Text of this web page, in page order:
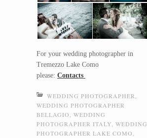
For your wedding photographer in
Tremezzo Lake Como
please: Contacts
WEDDING PHOTOGRAPHER
WEDDING PHOTOGRAPHER
BELLAGIO
WEDDING
PHOTOGRAPHER ITALY WEDDING
PHOTOGRAPHER LAKE COMO